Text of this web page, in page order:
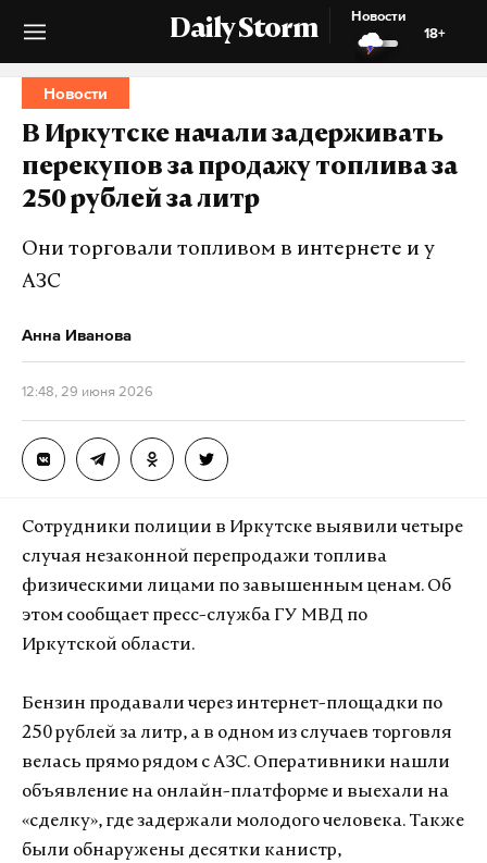
Daily Storm
Новости
18+
Новости
В Иркутске начали задерживать
перекупов за продажу топлива за
250 рублей за литр
Они торговали топливом в интернете и у
АЗС
Анна Иванова
12:48, 29 июня 2026
Сотрудники полиции в Иркутске выявили четыре
случая незаконной перепродажи топлива
физическими лицами по завышенным ценам. Об
этом сообщает пресс-служба ГУ МВД по
Иркутской области.
Бензин продавали через интернет-площадки по
250 рублей за литр, а в одном из случаев торговля
велась прямо рядом с АЗС. Оперативники нашли
объявление на онлайн-платформе и выехали на
«сделку», где задержали молодого человека. Также
были обнаружены десятки канистр,